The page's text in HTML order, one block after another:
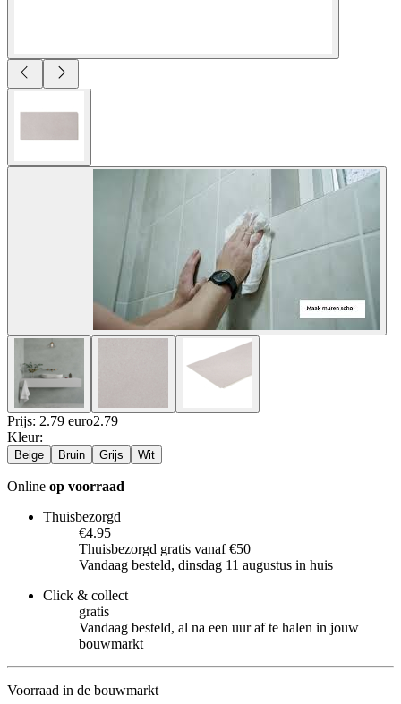
Prijs: 2.79 euro2.79
Kleur:
Beige Bruin Grijs Wit
Online op voorraad
Thuisbezorgd
€4.95
Thuisbezorgd gratis vanaf €50
Vandaag besteld, dinsdag 11 augustus in huis
Click & collect
gratis
Vandaag besteld, al na een uur af te halen in jouw
bouwmarkt
Voorraad in de bouwmarkt